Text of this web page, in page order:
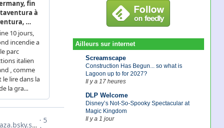
Ailleurs sur internet
Screamscape
Construction Has Begun... so what is
Lagoon up to for 2027?
Il y a 17 heures
DLP Welcome
Disney’s Not-So-Spooky Spectacular at
Magic Kingdom
Il y a 1 jour